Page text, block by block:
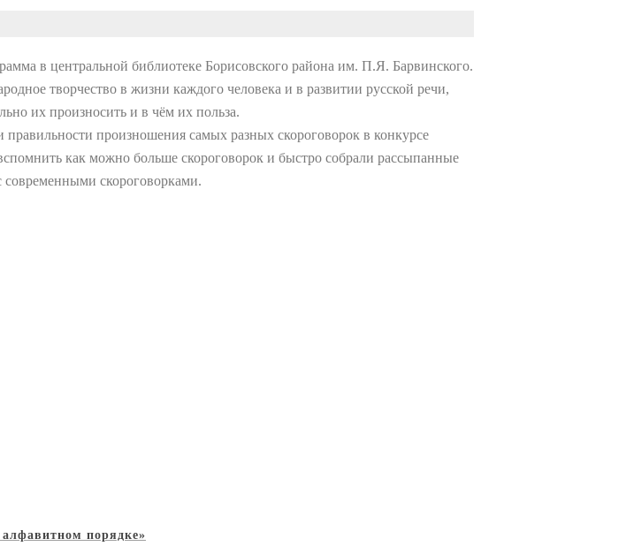
в центральной библиотеке Борисовского района им. П.Я. Барвинского.
творчество в жизни каждого человека и в развитии русской речи,
их произносить и в чём их польза.
произношения самых разных скороговорок в конкурсе
как можно больше скороговорок и быстро собрали рассыпанные
современными скороговорками.
порядке»